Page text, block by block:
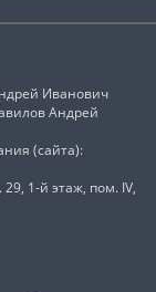
Иванович
Андрей
(сайта):
1-й этаж, пом. IV,